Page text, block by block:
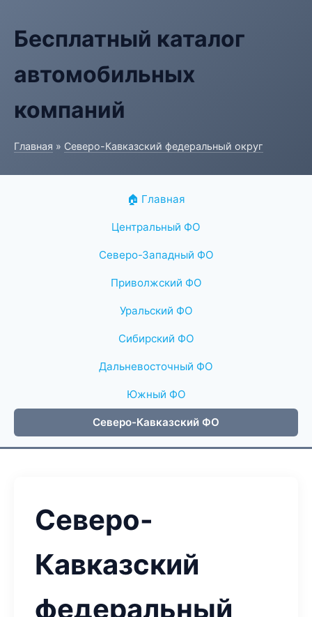
Бесплатный каталог
автомобильных
компаний
Главная » Северо-Кавказский федеральный округ
🏠 Главная
Центральный ФО
Северо-Западный ФО
Приволжский ФО
Уральский ФО
Сибирский ФО
Дальневосточный ФО
Южный ФО
Северо-Кавказский ФО
Северо-
Кавказский
федеральный